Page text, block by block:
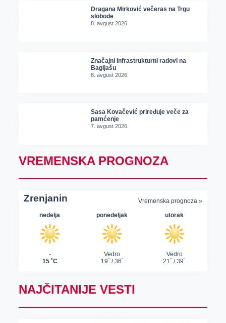
Dragana Mirković večeras na Trgu
slobode
8. avgust 2026.
Značajni infrastrukturni radovi na
Bagljašu
8. avgust 2026.
Sasa Kovačević priređuje veče za
pamćenje
7. avgust 2026.
VREMENSKA PROGNOZA
NAJČITANIJE VESTI